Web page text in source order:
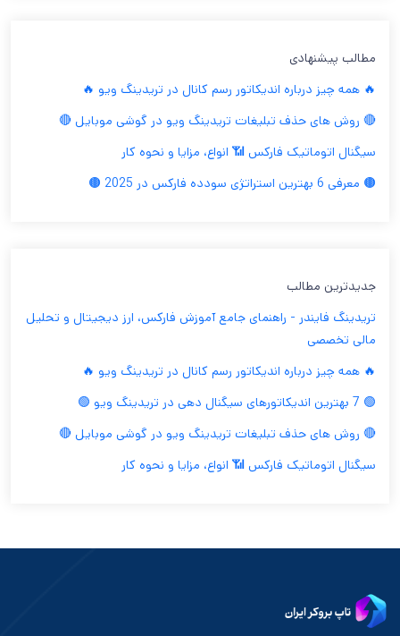
مطالب پیشنهادی
🔥 همه چیز درباره اندیکاتور رسم کانال در تریدینگ ویو 🔥
🔴 روش های حذف تبلیغات تریدینگ ویو در گوشی موبایل 🔴
سیگنال اتوماتیک فارکس 📶 انواع، مزایا و نحوه کار
🟤 معرفی 6 بهترین استراتژی سودده فارکس در 2025 🟤
جدیدترین مطالب
تریدینگ فایندر - راهنمای جامع آموزش فارکس، ارز دیجیتال و تحلیل
مالی تخصصی
🔥 همه چیز درباره اندیکاتور رسم کانال در تریدینگ ویو 🔥
🟢 7 بهترین اندیکاتورهای سیگنال دهی در تریدینگ ویو 🟢
🔴 روش های حذف تبلیغات تریدینگ ویو در گوشی موبایل 🔴
سیگنال اتوماتیک فارکس 📶 انواع، مزایا و نحوه کار